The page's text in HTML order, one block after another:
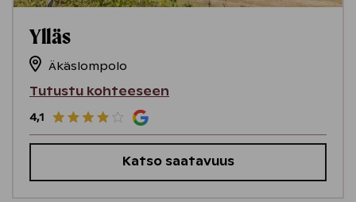
Ylläs
Äkäslompolo
Tutustu kohteeseen
4,1
Katso saatavuus